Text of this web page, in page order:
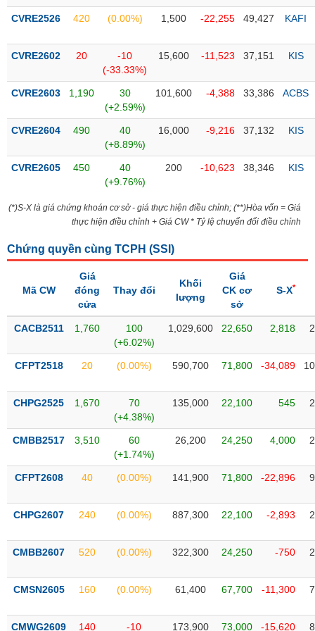
Trạng
cổ
Quy
thị
Niêm
yết
Niêm
sung
Hủy
niêm
Theo
đặc
Không
ký
quỹ
Danh
mục
phiếu
chi
CVRE2526 420 (0.00%) 1,500 -22,255 49,427 KAFI
CVRE2602 20
-10
(-33.33%)
15,600 -11,523 37,151 KIS
CVRE2603 1,190
30
(+2.59%)
101,600 -4,388 33,386 ACBS
CVRE2604 490
40
(+8.89%)
16,000 -9,216 37,132 KIS
CVRE2605 450
40
(+9.76%)
200 -10,623 38,346 KIS
(*)S-X là giá chứng khoán cơ sở - giá thực hiện điều chỉnh; (**)Hòa vốn = Giá
thực hiện điều chỉnh + Giá CW * Tỷ lệ chuyển đổi điều chỉnh
Chứng quyền cùng TCPH (SSI )
Mã CW
Giá
đóng
cửa
Thay đổi
Khối
lượng
Giá
CK cơ
sở
S-X*
CACB2511 1,760
100
(+6.02%)
1,029,600 22,650 2,818
CFPT2518 20 (0.00%) 590,700 71,800 -34,089
CHPG2525 1,670
70
(+4.38%)
135,000 22,100 545
CMBB2517 3,510
60
(+1.74%)
26,200 24,250 4,000
CFPT2608 40 (0.00%) 141,900 71,800 -22,896
CHPG2607 240 (0.00%) 887,300 22,100 -2,893
CMBB2607 520 (0.00%) 322,300 24,250 -750
CMSN2605 160 (0.00%) 61,400 67,700 -11,300
CMWG2609 140 -10 173,900 73,000 -15,620
NGÀNH
CỔ
SINH
PHIẾU
CỤ
ĐẦU
XUẤT
LIỆU
TIN